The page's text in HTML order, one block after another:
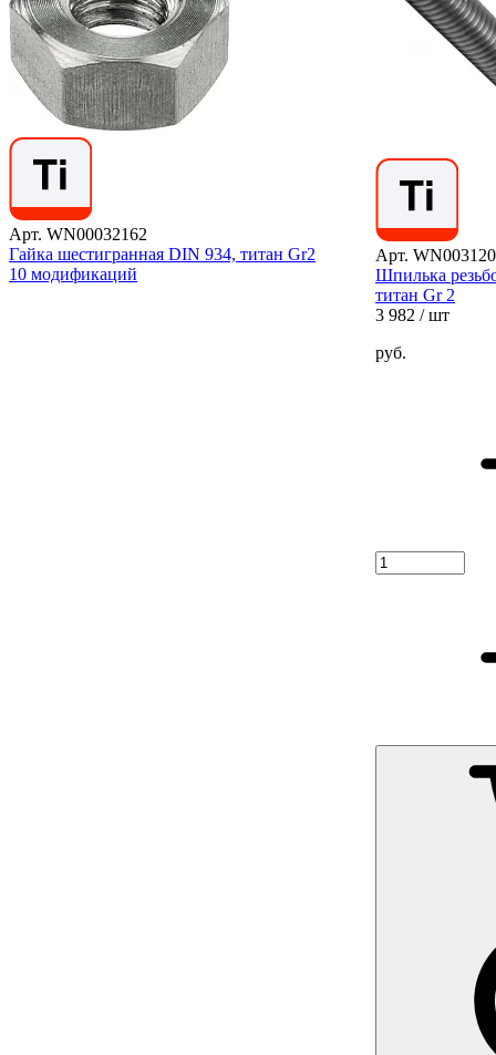
Арт. WN00032162
Гайка шестигранная DIN 934, титан Gr2
10 модификаций
Арт.
Шпилька
титан Gr 2
3 982 / шт
руб.